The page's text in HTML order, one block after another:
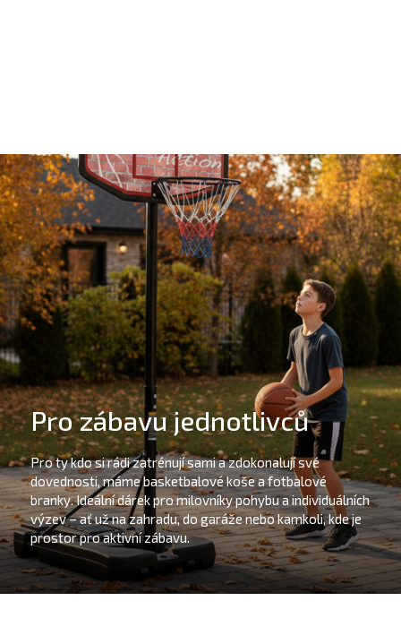
Pro zábavu jednotlivců
Pro ty kdo si rádi zatrénují sami a zdokonalují své
dovednosti, máme basketbalové koše a fotbalové
branky. Ideální dárek pro milovníky pohybu a individuálních
výzev – ať už na zahradu, do garáže nebo kamkoli, kde je
prostor pro aktivní zábavu.